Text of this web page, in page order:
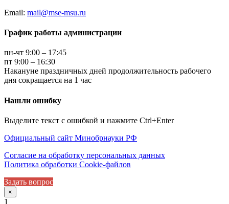
Email: mail@mse-msu.ru
График работы администрации
пн-чт 9:00 – 17:45
пт 9:00 – 16:30
Накануне праздничных дней продолжительность рабочего
дня сокращается на 1 час
Нашли ошибку
Выделите текст с ошибкой и нажмите Ctrl+Enter
Официальный сайт Минобрнауки РФ
Согласие на обработку персональных данных
Политика обработки Cookie-файлов
Задать вопрос
×
1